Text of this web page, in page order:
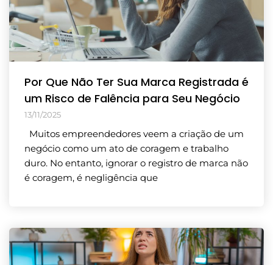
Por Que Não Ter Sua Marca Registrada é
um Risco de Falência para Seu Negócio
13/11/2025
Muitos empreendedores veem a criação de um
negócio como um ato de coragem e trabalho
duro. No entanto, ignorar o registro de marca não
é coragem, é negligência que